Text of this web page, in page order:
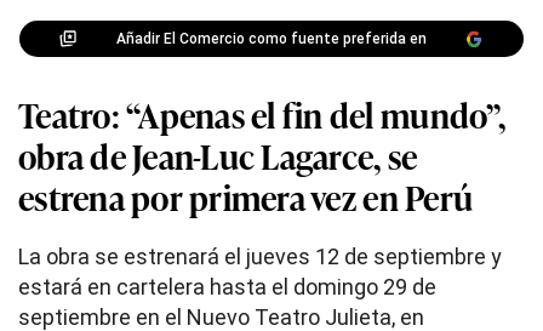
Añadir El Comercio como fuente preferida en
Teatro: “Apenas el fin del mundo”,
obra de Jean-Luc Lagarce, se
estrena por primera vez en Perú
La obra se estrenará el jueves 12 de septiembre y
estará en cartelera hasta el domingo 29 de
septiembre en el Nuevo Teatro Julieta, en